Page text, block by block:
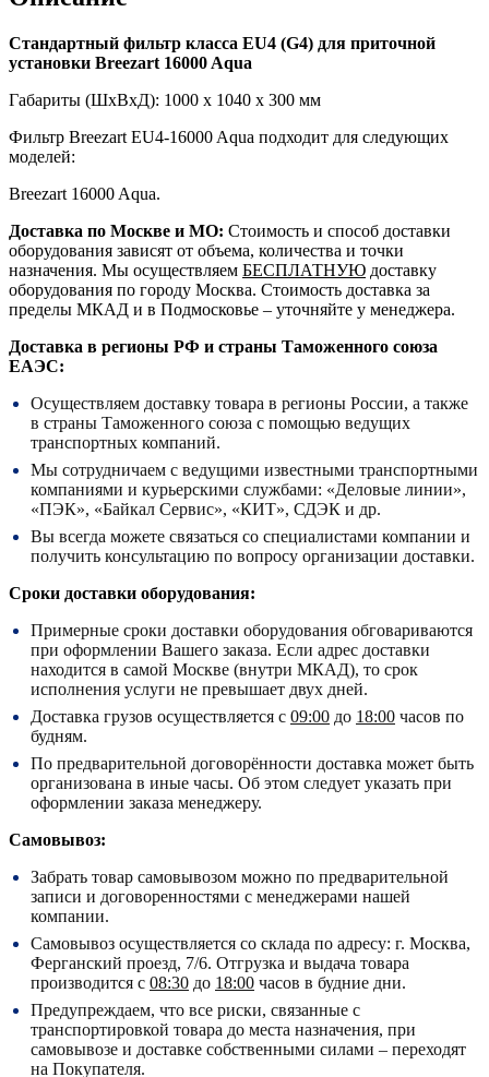
Стандартный фильтр класса EU4 (G4) для приточной
установки Breezart 16000 Aqua
Габариты (ШxВxД): 1000 x 1040 x 300 мм
Фильтр Breezart EU4-16000 Aqua подходит для следующих
моделей:
Breezart 16000 Aqua.
Доставка по Москве и МО: Стоимость и способ доставки
оборудования зависят от объема, количества и точки
назначения. Мы осуществляем БЕСПЛАТНУЮ доставку
оборудования по городу Москва. Стоимость доставка за
пределы МКАД и в Подмосковье – уточняйте у менеджера.
Доставка в регионы РФ и страны Таможенного союза
ЕАЭС:
Осуществляем доставку товара в регионы России, а также
в страны Таможенного союза с помощью ведущих
транспортных компаний.
Мы сотрудничаем с ведущими известными транспортными
компаниями и курьерскими службами: «Деловые линии»,
«ПЭК», «Байкал Сервис», «КИТ», СДЭК и др.
Вы всегда можете связаться со специалистами компании и
получить консультацию по вопросу организации доставки.
Сроки доставки оборудования:
Примерные сроки доставки оборудования обговариваются
при оформлении Вашего заказа. Если адрес доставки
находится в самой Москве (внутри МКАД), то срок
исполнения услуги не превышает двух дней.
Доставка грузов осуществляется с 09:00 до 18:00 часов по
будням.
По предварительной договорённости доставка может быть
организована в иные часы. Об этом следует указать при
оформлении заказа менеджеру.
Самовывоз:
Забрать товар самовывозом можно по предварительной
записи и договоренностями с менеджерами нашей
компании.
Самовывоз осуществляется со склада по адресу: г. Москва,
Ферганский проезд, 7/6. Отгрузка и выдача товара
производится с 08:30 до 18:00 часов в будние дни.
Предупреждаем, что все риски, связанные с
транспортировкой товара до места назначения, при
самовывозе и доставке собственными силами – переходят
на Покупателя.